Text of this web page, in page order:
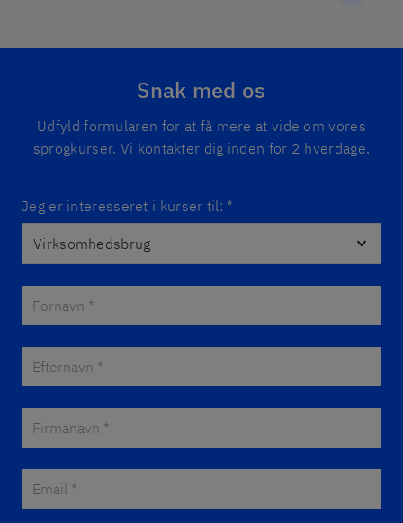
Snak med os
Udfyld formularen for at få mere at vide om vores
sprogkurser. Vi kontakter dig inden for 2 hverdage.
Jeg er interesseret i kurser til: *